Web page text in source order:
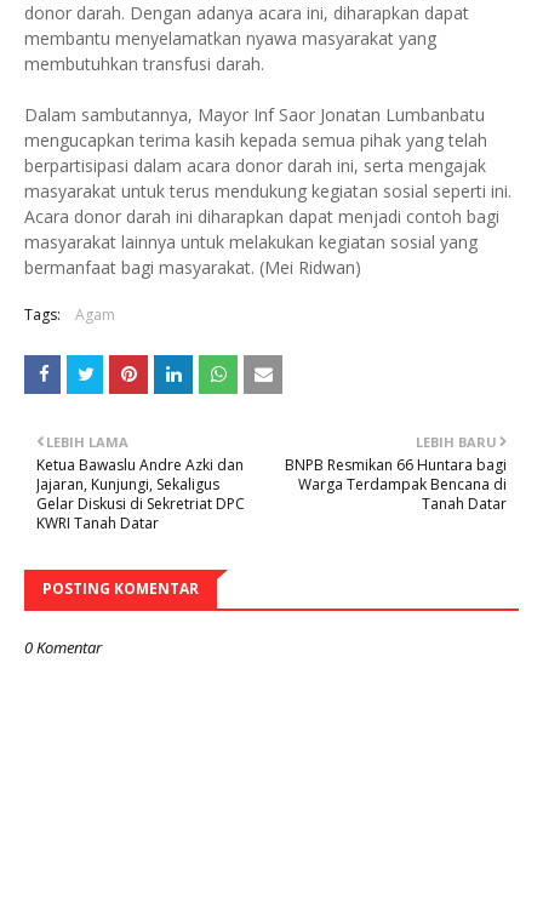
donor darah. Dengan adanya acara ini, diharapkan dapat
membantu menyelamatkan nyawa masyarakat yang
membutuhkan transfusi darah.
Dalam sambutannya, Mayor Inf Saor Jonatan Lumbanbatu
mengucapkan terima kasih kepada semua pihak yang telah
berpartisipasi dalam acara donor darah ini, serta mengajak
masyarakat untuk terus mendukung kegiatan sosial seperti ini.
Acara donor darah ini diharapkan dapat menjadi contoh bagi
masyarakat lainnya untuk melakukan kegiatan sosial yang
bermanfaat bagi masyarakat. (Mei Ridwan)
Tags: Agam
LEBIH BARU
BNPB Resmikan 66 Huntara bagi
Warga Terdampak Bencana di
Tanah Datar
LEBIH LAMA
Ketua Bawaslu Andre Azki dan
Jajaran, Kunjungi, Sekaligus
Gelar Diskusi di Sekretriat DPC
KWRI Tanah Datar
POSTING KOMENTAR
0 Komentar